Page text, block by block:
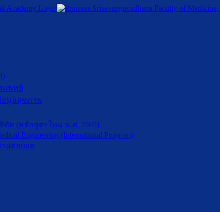
แพทย์
อมูลสุขภาพ
ล (หลักสูตรใหม่ พ.ศ. 2565)
Engineering (International Program)
นต่อยอด